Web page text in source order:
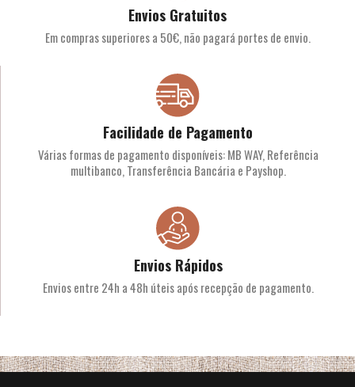
Envios Gratuitos
Em compras superiores a 50€, não pagará portes de envio.
Facilidade de Pagamento
Várias formas de pagamento disponíveis: MB WAY, Referência
multibanco, Transferência Bancária e Payshop.
Envios Rápidos
Envios entre 24h a 48h úteis após recepção de pagamento.